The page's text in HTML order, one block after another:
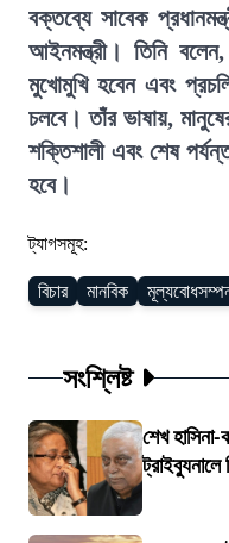
বক্তব্যে সাবেক
আইনমন্ত্রী। তিনি
মুখোমুখি হবেন এবং
চলবে। তাঁর ভাষায়,
শক্তিশালী এবং শেষ
হবে।
ট্যাগসমূহ:
বিচার মানবিক
সংশ্লিষ্ট
শেখ হাসিনা-
ট্রাইব্যুনালে